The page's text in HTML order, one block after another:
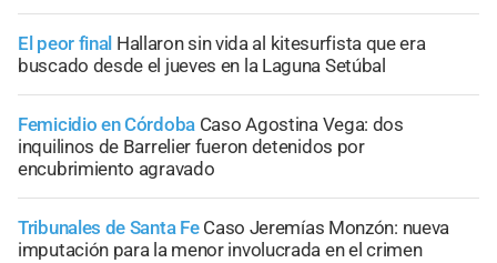
El peor final Hallaron sin vida al kitesurfista que era
buscado desde el jueves en la Laguna Setúbal
Femicidio en Córdoba Caso Agostina Vega: dos
inquilinos de Barrelier fueron detenidos por
encubrimiento agravado
Tribunales de Santa Fe Caso Jeremías Monzón: nueva
imputación para la menor involucrada en el crimen